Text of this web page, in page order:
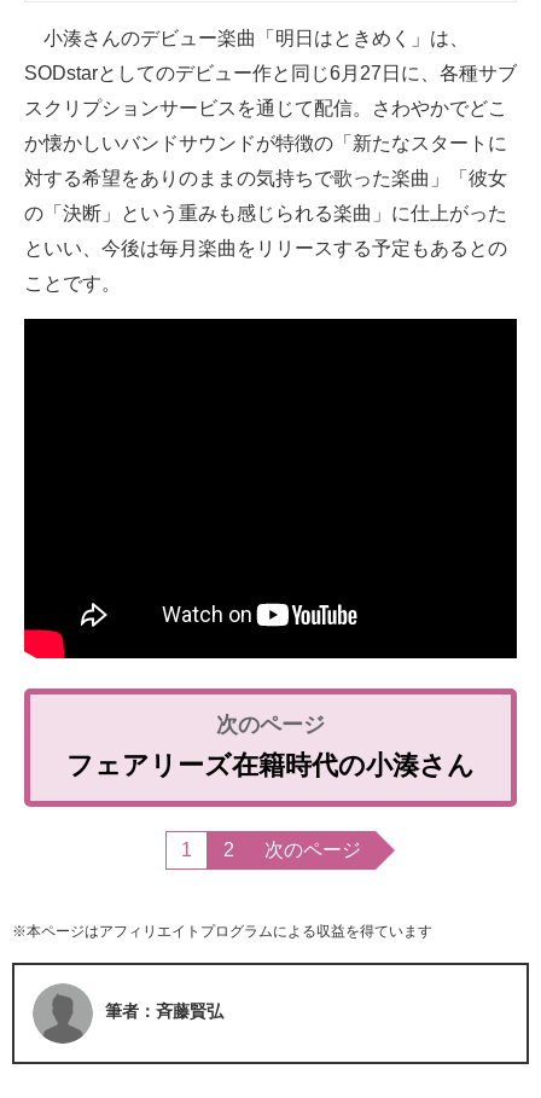
小湊さんのデビュー楽曲「明日はときめく」は、
SODstarとしてのデビュー作と同じ6月27日に、各種サブ
スクリプションサービスを通じて配信。さわやかでどこ
か懐かしいバンドサウンドが特徴の「新たなスタートに
対する希望をありのままの気持ちで歌った楽曲」「彼女
の「決断」という重みも感じられる楽曲」に仕上がった
といい、今後は毎月楽曲をリリースする予定もあるとの
ことです。
フェアリーズ在籍時代の小湊さん
1 2 次のページ
※本ページはアフィリエイトプログラムによる収益を得ています
筆者：斉藤賢弘